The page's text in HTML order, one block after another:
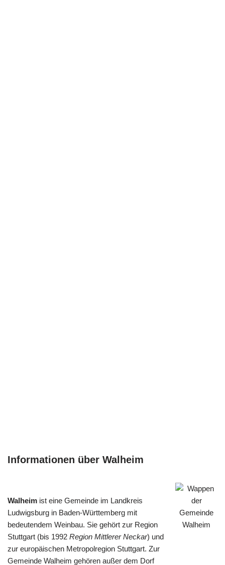
Informationen über Walheim
Walheim ist eine Gemeinde im Landkreis
Ludwigsburg in Baden-Württemberg mit
bedeutendem Weinbau. Sie gehört zur Region
Stuttgart (bis 1992 Region Mittlerer Neckar) und
zur europäischen Metropolregion Stuttgart. Zur
Gemeinde Walheim gehören außer dem Dorf